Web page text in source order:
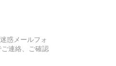
惑メールフォ
連絡、ご確認